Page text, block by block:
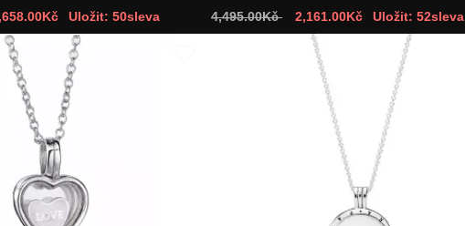
Uložit: 50sleva 4,495.00Kč 2,161.00Kč Uložit: 52sleva